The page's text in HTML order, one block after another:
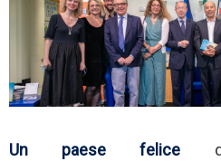
Un paese felice di